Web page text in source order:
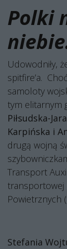
Polki
Udowodniły,
spitfire’a.
samoloty
tym elitarnym
Piłsudska-
Karpińska i
drugą wojną
Transport
transportowej
Powietrznych
Stefania